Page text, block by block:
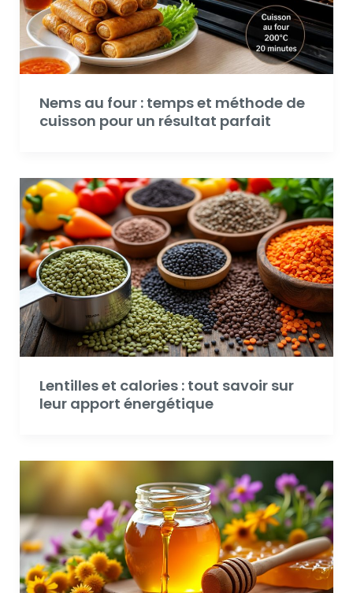
Nems au four : temps et méthode de
cuisson pour un résultat parfait
Lentilles et calories : tout savoir sur
leur apport énergétique